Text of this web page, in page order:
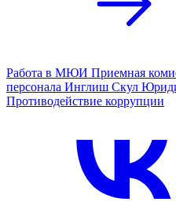
Работа в МЮИ Приемная
персонала Инглиш Скул
Противодействие коррупции